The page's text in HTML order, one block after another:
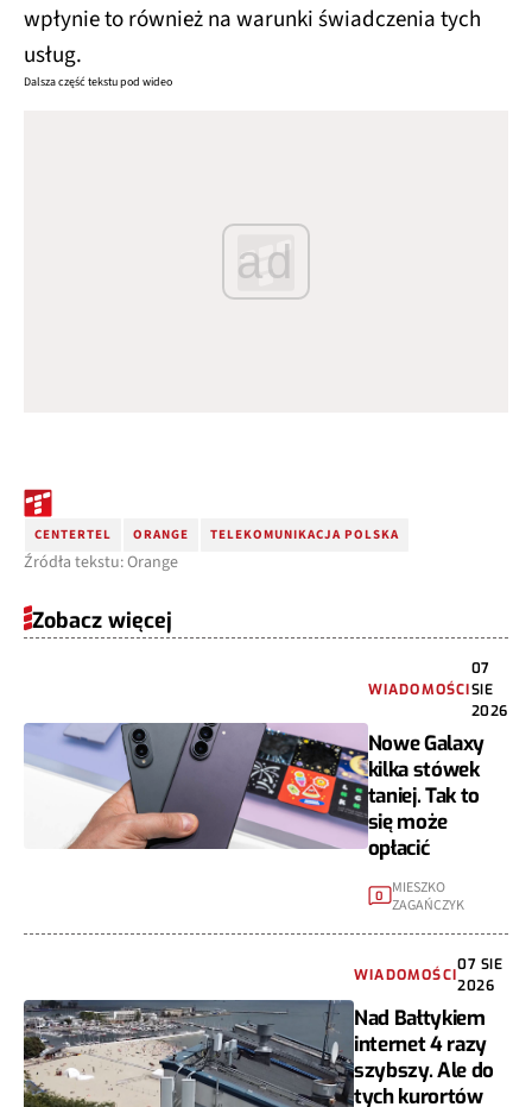
wpłynie to również na warunki świadczenia tych
usług.
Dalsza część tekstu pod wideo
ad
CENTERTEL ORANGE TELEKOMUNIKACJA POLSKA
Źródła tekstu: Orange
Zobacz więcej
WIADOMOŚCI
07
SIE
2026
Nowe Galaxy
kilka stówek
taniej. Tak to
się może
opłacić
0 MIESZKO
ZAGAŃCZYK
WIADOMOŚCI
07 SIE
2026
Nad Bałtykiem
internet 4 razy
szybszy. Ale do
tych kurortów